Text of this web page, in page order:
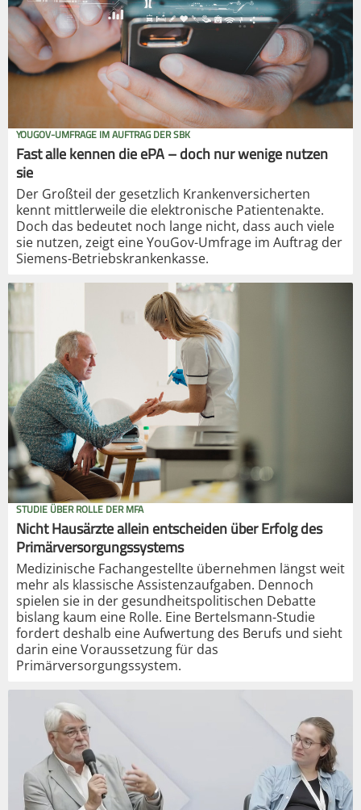
YOUGOV-UMFRAGE IM AUFTRAG DER SBK
Fast alle kennen die ePA – doch nur wenige nutzen
sie
Der Großteil der gesetzlich Krankenversicherten
kennt mittlerweile die elektronische Patientenakte.
Doch das bedeutet noch lange nicht, dass auch viele
sie nutzen, zeigt eine YouGov-Umfrage im Auftrag der
Siemens-Betriebskrankenkasse.
STUDIE ÜBER ROLLE DER MFA
Nicht Hausärzte allein entscheiden über Erfolg des
Primärversorgungssystems
Medizinische Fachangestellte übernehmen längst weit
mehr als klassische Assistenzaufgaben. Dennoch
spielen sie in der gesundheitspolitischen Debatte
bislang kaum eine Rolle. Eine Bertelsmann-Studie
fordert deshalb eine Aufwertung des Berufs und sieht
darin eine Voraussetzung für das
Primärversorgungssystem.